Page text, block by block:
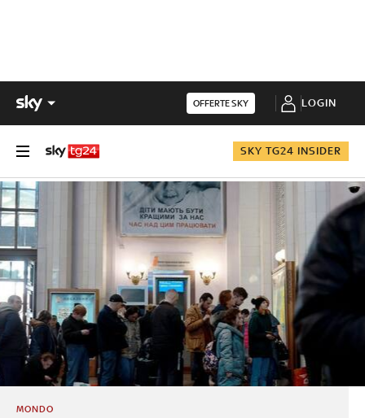
OFFERTE SKY LOGIN
SKY TG24 INSIDER
MONDO